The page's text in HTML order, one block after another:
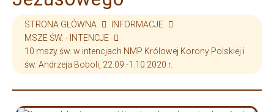
STRONA GŁÓWNA
INFORMACJE
MSZE ŚW. - INTENCJE
10 mszy św. w intencjach NMP Królowej Korony Polskiej i
św. Andrzeja Boboli, 22.09.-1.10.2020 r.